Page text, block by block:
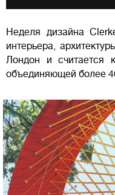
Неделя дизайна
интерьера,
Лондон и считается
объединяющей более